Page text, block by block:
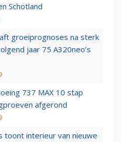
Schotland
groeiprognoses na sterk
jaar 75 A320neo’s
737 MAX 10 stap
afgerond
toont interieur van nieuwe